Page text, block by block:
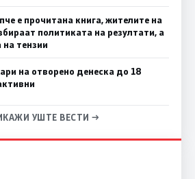
е прочитана книга, жителите на
политиката на резултати, а
тензии
на отворено денеска до 18
УШТЕ ВЕСТИ →